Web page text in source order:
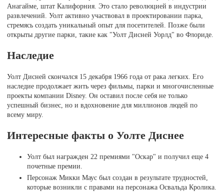
Анагайме, штат Калифорния. Это стало революцией в индустрии
развлечений. Уолт активно участвовал в проектировании парка,
стремясь создать уникальный опыт для посетителей. Позже были
открыты другие парки, такие как "Уолт Дисней Уорлд" во Флориде.
Наследие
Уолт Дисней скончался 15 декабря 1966 года от рака легких. Его
наследие продолжает жить через фильмы, парки и многочисленные
проекты компании Disney. Он оставил после себя не только
успешный бизнес, но и вдохновение для миллионов людей по
всему миру.
Интересные факты о Уолте Диснее
Уолт был награжден 22 премиями "Оскар" и получил еще 4
почетные премии.
Персонаж Микки Маус был создан в результате трудностей,
которые возникли с правами на персонажа Освальда Кролика.